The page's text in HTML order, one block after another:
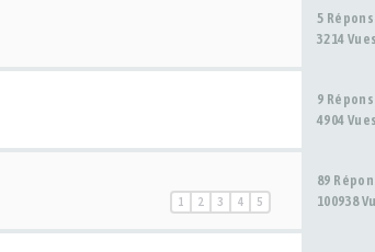
5
3214 Vues
9
4904 Vues
1 2 3 4 5
89
100938